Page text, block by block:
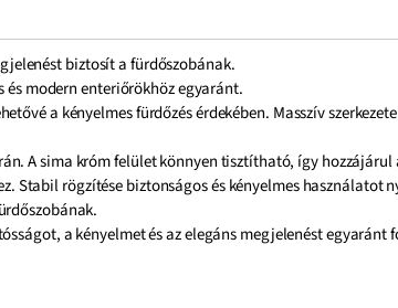
biztosít a fürdőszobának.
modern enteriőrökhöz egyaránt.
a kényelmes fürdőzés érdekében. Masszív
A sima króm felület könnyen tisztítható, így
Stabil rögzítése biztonságos és kényelmes használatot
a kényelmet és az elegáns megjelenést egyaránt